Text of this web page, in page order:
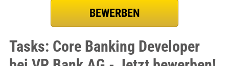
Tasks: Core Banking Developer